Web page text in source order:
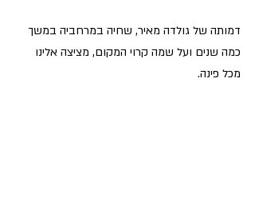
דמותה של גולדה מאיר, שחיה במרחביה במשך
כמה שנים ועל שמה קרוי המקום, מציצה אלינו
מכל פינה.